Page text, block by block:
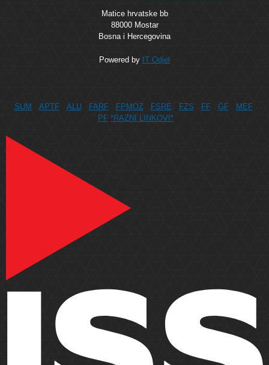
Matice hrvatske bb
88000 Mostar
Bosna i Hercegovina
Powered by IT Odjel
SUM APTF ALU FARF FPMOZ FSRE FZS FF GF
MEF
PF *RAZNI LINKOVI*